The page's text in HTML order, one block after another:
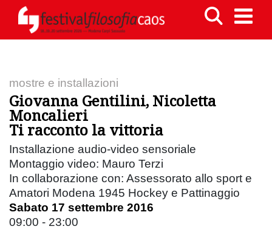
mostre e installazioni
Giovanna Gentilini, Nicoletta
Moncalieri
Ti racconto la vittoria
Installazione audio-video sensoriale
Montaggio video: Mauro Terzi
In collaborazione con: Assessorato allo sport e
Amatori Modena 1945 Hockey e Pattinaggio
Sabato 17 settembre 2016
09:00 - 23:00